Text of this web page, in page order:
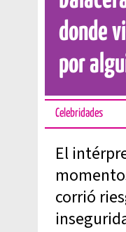
donde
por
Celebridades
El
corrió